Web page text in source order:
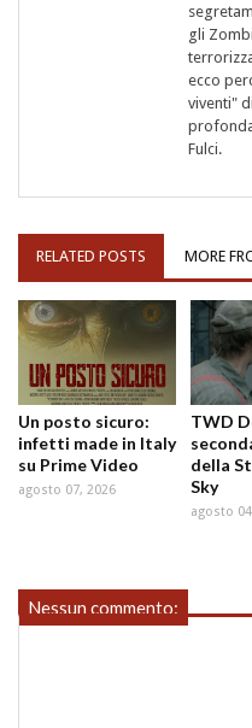
gli
ecco
viventi"
Fulci.
RELATED POSTS MORE
Un posto sicuro:
infetti made in Italy
su Prime Video
agosto 07, 2026
TWD
della
Sky
agosto
Nessun commento: